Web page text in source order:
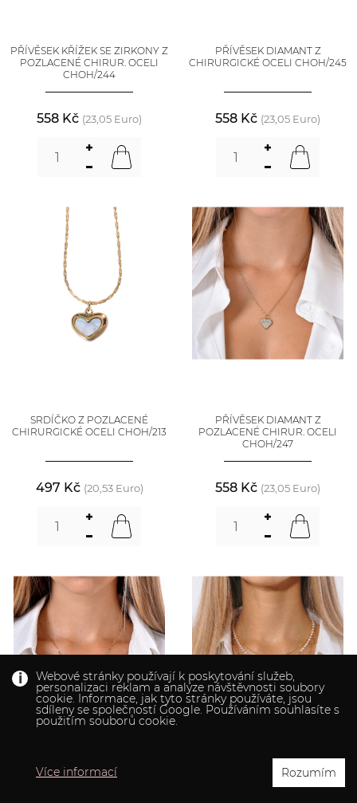
Webové stránky používají k poskytování služeb,
personalizaci reklam a analýze návštěvnosti soubory
cookie. Informace, jak tyto stránky používáte, jsou
sdíleny se společností Google. Používáním souhlasíte s
použitím souborů cookie.
Více informací Rozumím
PŘÍVĚSEK KŘÍŽEK SE ZIRKONY Z
POZLACENÉ CHIRUR. OCELI
CHOH/244
558 Kč (23,05 Euro)
PŘÍVĚSEK DIAMANT Z
CHIRURGICKÉ OCELI CHOH/245
558 Kč (23,05 Euro)
SRDÍČKO Z POZLACENÉ
CHIRURGICKÉ OCELI CHOH/213
497 Kč (20,53 Euro)
PŘÍVĚSEK DIAMANT Z
POZLACENÉ CHIRUR. OCELI
CHOH/247
558 Kč (23,05 Euro)
SET TROJITÝ POZLACENÝ ŘETÍZEK